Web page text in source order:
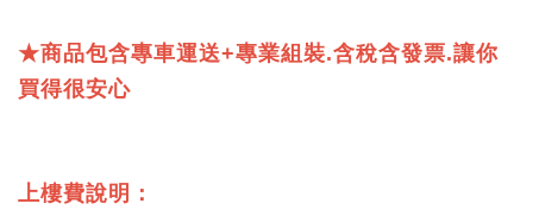
★商品包含專車運送+專業組裝.含稅含發票.讓你
買得很安心
上樓費說明：